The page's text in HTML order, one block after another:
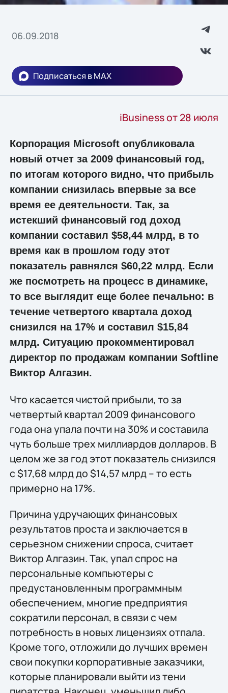
06.09.2018
Подписаться в MAX
iBusiness от 28 июля
Корпорация Microsoft опубликовала
новый отчет за 2009 финансовый год,
по итогам которого видно, что прибыль
компании снизилась впервые за все
время ее деятельности. Так, за
истекший финансовый год доход
компании составил $58,44 млрд, в то
время как в прошлом году этот
показатель равнялся $60,22 млрд. Если
же посмотреть на процесс в динамике,
то все выглядит еще более печально: в
течение четвертого квартала доход
снизился на 17% и составил $15,84
млрд. Ситуацию прокомментировал
директор по продажам компании Softline
Виктор Алгазин.
Что касается чистой прибыли, то за
четвертый квартал 2009 финансового
года она упала почти на 30% и составила
чуть больше трех миллиардов долларов. В
целом же за год этот показатель снизился
с $17,68 млрд до $14,57 млрд – то есть
примерно на 17%.
Причина удручающих финансовых
результатов проста и заключается в
серьезном снижении спроса, считает
Виктор Алгазин. Так, упал спрос на
персональные компьютеры с
предустановленным программным
обеспечением, многие предприятия
сократили персонал, в связи с чем
потребность в новых лицензиях отпала.
Кроме того, отложили до лучших времен
свои покупки корпоративные заказчики,
которые планировали выйти из тени